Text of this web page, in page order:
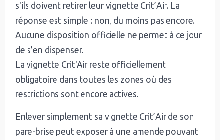
s'ils doivent retirer leur vignette Crit’Air. La
réponse est simple : non, du moins pas encore.
Aucune disposition officielle ne permet à ce jour
de s’en dispenser.
La vignette Crit'Air reste officiellement
obligatoire dans toutes les zones où des
restrictions sont encore actives.
Enlever simplement sa vignette Crit’Air de son
pare-brise peut exposer à une amende pouvant